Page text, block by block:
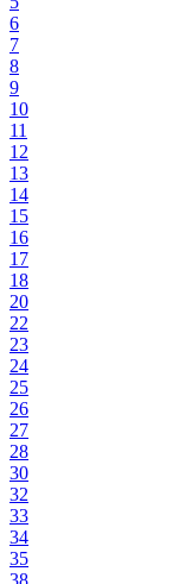
6
7
8
9
10
11
12
13
14
15
16
17
18
20
22
23
24
25
26
27
28
30
32
33
34
35
38